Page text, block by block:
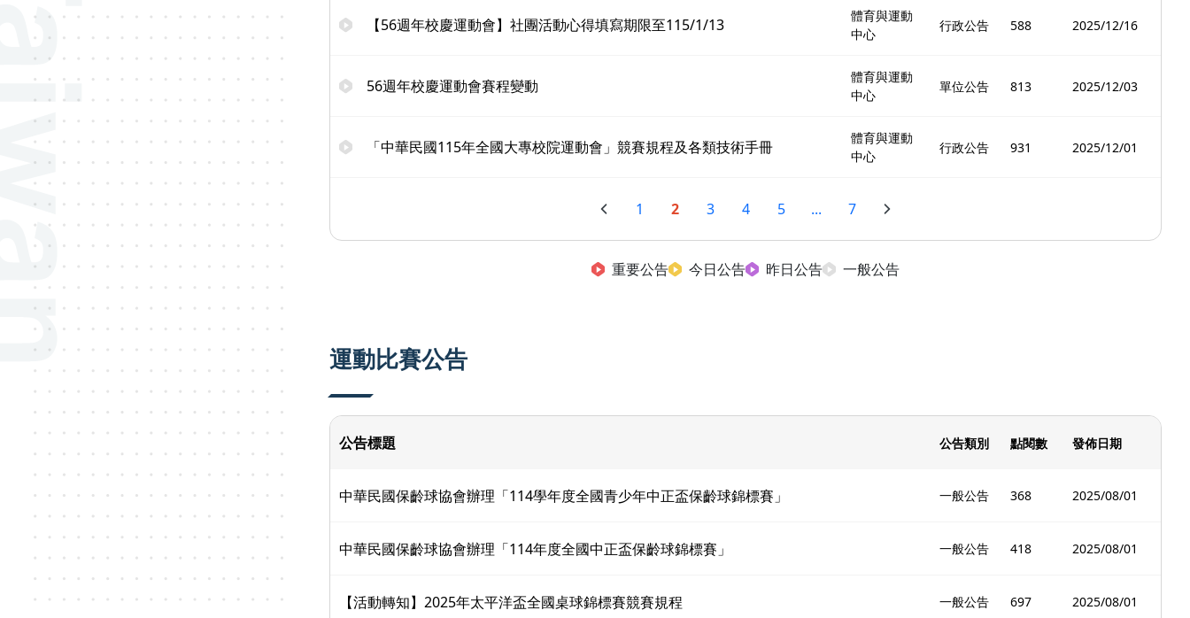
【56週年校慶運動會】社團活動心得填寫期限至115/1/13
體育與運動
中心
行政公告 588 2025/12/16
56週年校慶運動會賽程變動
體育與運動
中心
單位公告 813 2025/12/03
「中華民國115年全國大專校院運動會」競賽規程及各類技術手冊
體育與運動
中心
行政公告 931 2025/12/01
1 2 3 4 5 ... 7
重要公告 今日公告 昨日公告 一般公告
運動比賽公告
公告標題 公告類別 點閱數 發佈日期
中華民國保齡球協會辦理「114學年度全國青少年中正盃保齡球錦標賽」 一般公告 368 2025/08/01
中華民國保齡球協會辦理「114年度全國中正盃保齡球錦標賽」 一般公告 418 2025/08/01
【活動轉知】2025年太平洋盃全國桌球錦標賽競賽規程 一般公告 697 2025/08/01